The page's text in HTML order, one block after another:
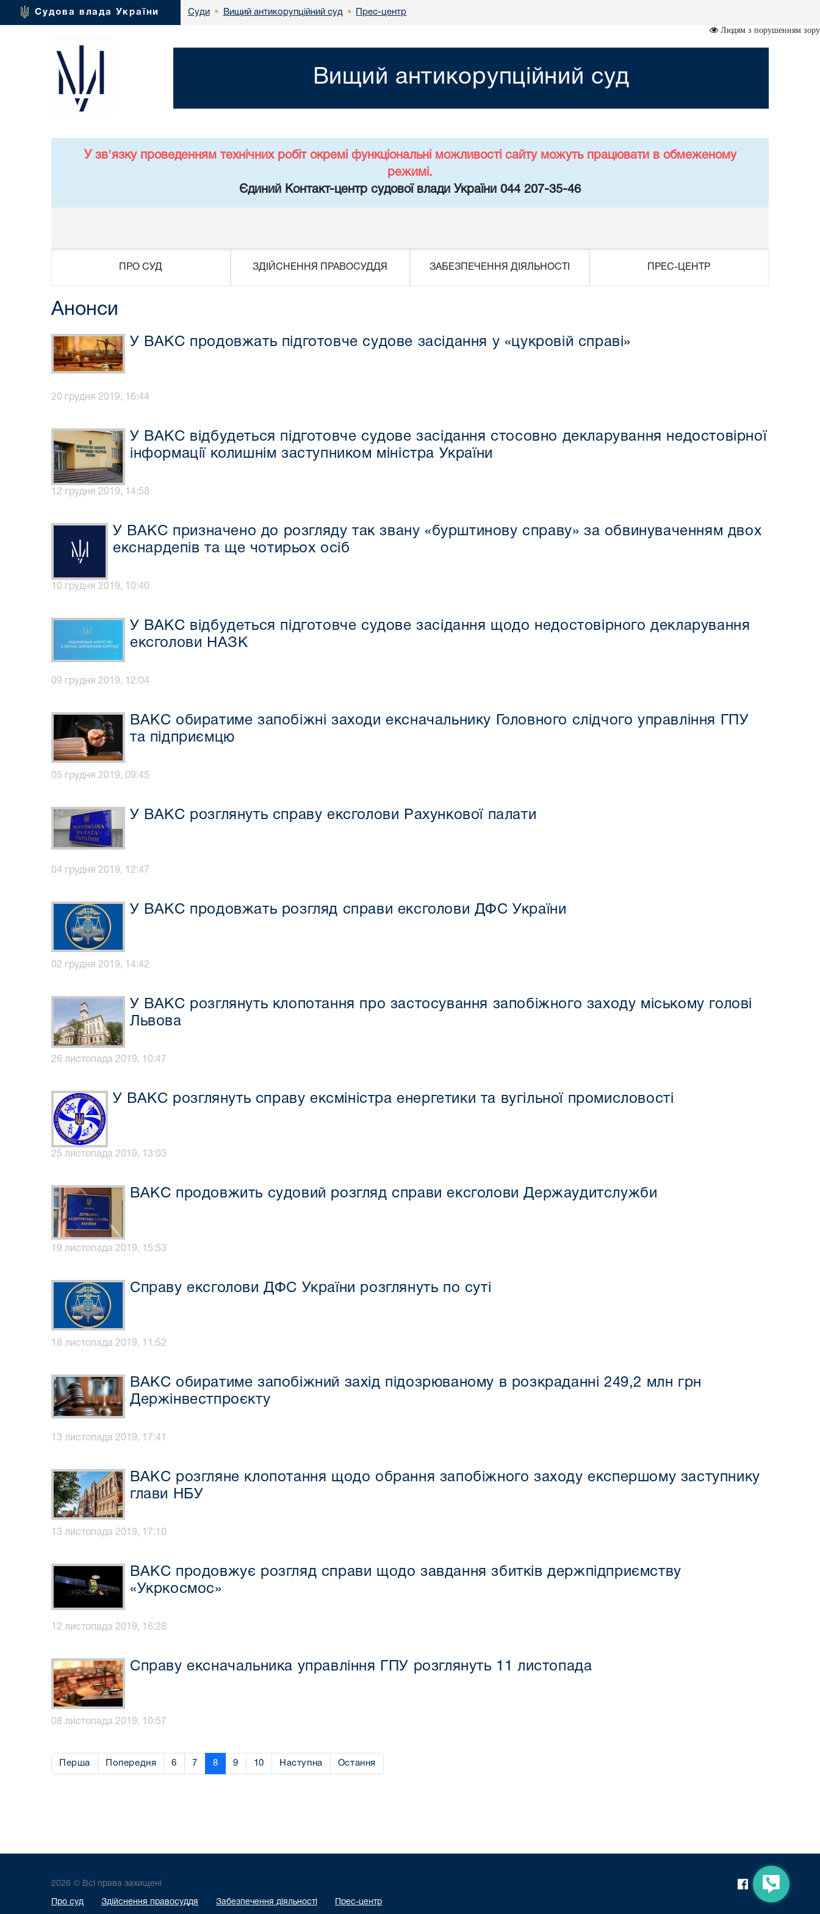
Судова влада України Суди • Вищий антикорупційний суд • Прес-центр
Людям з порушенням зору
Вищий антикорупційний суд
У зв'язку проведенням технічних робіт окремі функціональні можливості сайту можуть працювати в обмеженому
режимі.
Єдиний Контакт-центр судової влади України 044 207-35-46
ПРО СУД ЗДІЙСНЕННЯ ПРАВОСУДДЯ ЗАБЕЗПЕЧЕННЯ ДІЯЛЬНОСТІ ПРЕС-ЦЕНТР
Анонси
У ВАКС продовжать підготовче судове засідання у «цукровій справі»
20 грудня 2019, 16:44
У ВАКС відбудеться підготовче судове засідання стосовно декларування недостовірної
інформації колишнім заступником міністра України
12 грудня 2019, 14:58
У ВАКС призначено до розгляду так звану «бурштинову справу» за обвинуваченням двох
екснардепів та ще чотирьох осіб
10 грудня 2019, 10:40
У ВАКС відбудеться підготовче судове засідання щодо недостовірного декларування
ексголови НАЗК
09 грудня 2019, 12:04
ВАКС обиратиме запобіжні заходи ексначальнику Головного слідчого управління ГПУ
та підприємцю
05 грудня 2019, 09:45
У ВАКС розглянуть справу ексголови Рахункової палати
04 грудня 2019, 12:47
У ВАКС продовжать розгляд справи ексголови ДФС України
02 грудня 2019, 14:42
У ВАКС розглянуть клопотання про застосування запобіжного заходу міському голові
Львова
26 листопада 2019, 10:47
У ВАКС розглянуть справу ексміністра енергетики та вугільної промисловості
25 листопада 2019, 13:03
ВАКС продовжить судовий розгляд справи ексголови Держаудитслужби
19 листопада 2019, 15:53
Справу ексголови ДФС України розглянуть по суті
18 листопада 2019, 11:52
ВАКС обиратиме запобіжний захід підозрюваному в розкраданні 249,2 млн грн
Держінвестпроєкту
13 листопада 2019, 17:41
ВАКС розгляне клопотання щодо обрання запобіжного заходу експершому заступнику
глави НБУ
13 листопада 2019, 17:10
ВАКС продовжує розгляд справи щодо завдання збитків держпідприємству
«Укркосмос»
12 листопада 2019, 16:28
Справу ексначальника управління ГПУ розглянуть 11 листопада
08 листопада 2019, 10:57
Перша Попередня 6 7 8 9 10 Наступна Остання
2026 © Всі права захищені
Про суд Здійснення правосуддя Забезпечення діяльності Прес-центр